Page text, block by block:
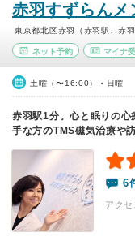
赤羽すずらんメ
東京都北区赤羽（赤羽駅、赤羽
ネット予約 マイナ
土曜（〜16:00）・日曜
赤羽駅1分。心と眠りの
手な方のTMS磁気治療や
6
アク